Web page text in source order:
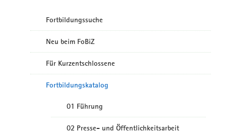
Fortbildungssuche
Neu beim FoBiZ
Für Kurzentschlossene
Fortbildungskatalog
01 Führung
02 Presse- und Öffentlichkeitsarbeit